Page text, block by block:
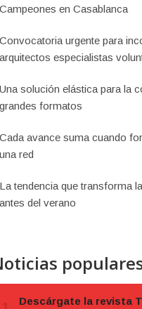
Campeones en Casablanca
Convocatoria urgente para
arquitectos especialistas
Una solución elástica para la
grandes formatos
Cada avance suma cuando
una red
La tendencia que transforma
antes del verano